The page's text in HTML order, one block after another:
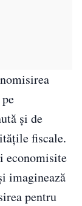
și de
fiscale.
economisite
imaginează
pentru